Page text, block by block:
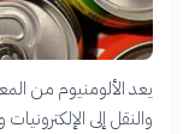
يعد الألومنيوم من
والنقل إلى